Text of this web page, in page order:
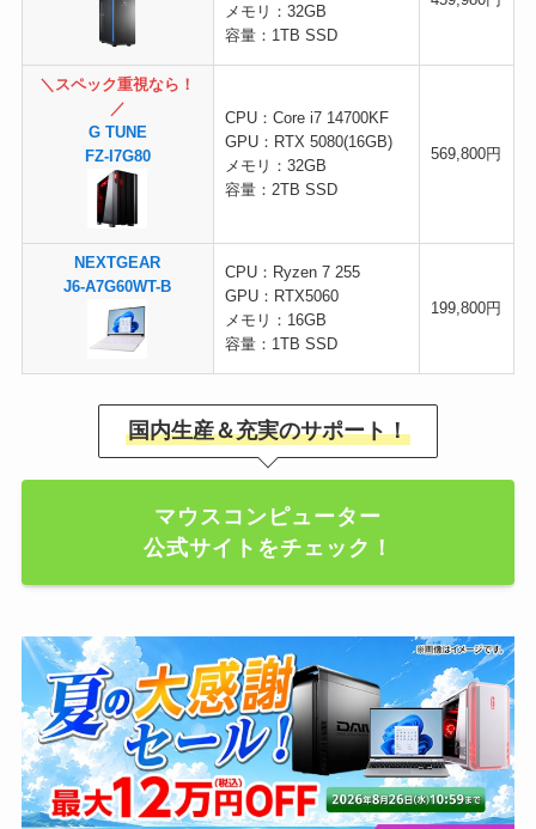
メモリ：32GB
容量：1TB SSD
＼スペック重視なら！
／
G TUNE
FZ-I7G80
CPU：Core i7 14700KF
GPU：RTX 5080(16GB)
メモリ：32GB
容量：2TB SSD
569,800円
NEXTGEAR
J6-A7G60WT-B
CPU：Ryzen 7 255
GPU：RTX5060
メモリ：16GB
容量：1TB SSD
199,800円
国内生産＆充実のサポート！
マウスコンピューター
公式サイトをチェック！